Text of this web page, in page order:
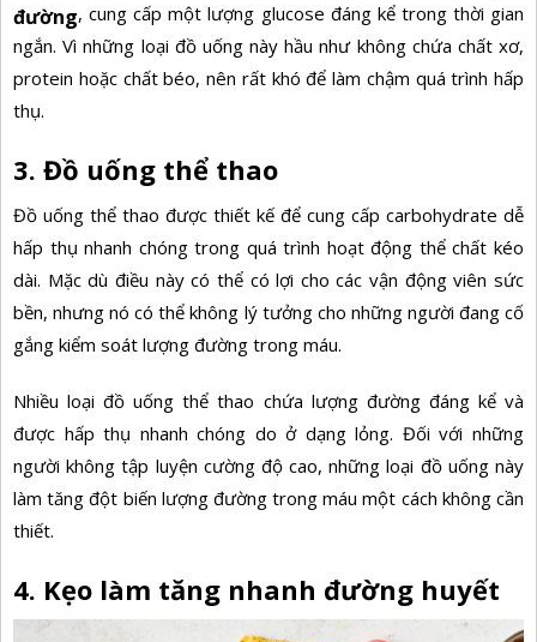
đường, cung cấp một lượng glucose đáng kể trong thời gian
ngắn. Vì những loại đồ uống này hầu như không chứa chất xơ,
protein hoặc chất béo, nên rất khó để làm chậm quá trình hấp
thụ.
3. Đồ uống thể thao
Đồ uống thể thao được thiết kế để cung cấp carbohydrate dễ
hấp thụ nhanh chóng trong quá trình hoạt động thể chất kéo
dài. Mặc dù điều này có thể có lợi cho các vận động viên sức
bền, nhưng nó có thể không lý tưởng cho những người đang cố
gắng kiểm soát lượng đường trong máu.
Nhiều loại đồ uống thể thao chứa lượng đường đáng kể và
được hấp thụ nhanh chóng do ở dạng lỏng. Đối với những
người không tập luyện cường độ cao, những loại đồ uống này
làm tăng đột biến lượng đường trong máu một cách không cần
thiết.
4. Kẹo làm tăng nhanh đường huyết